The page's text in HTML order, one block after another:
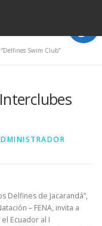
Swim Club”
Delfines de Jacarandá”,
– FENA, invita a
Ecuador al I